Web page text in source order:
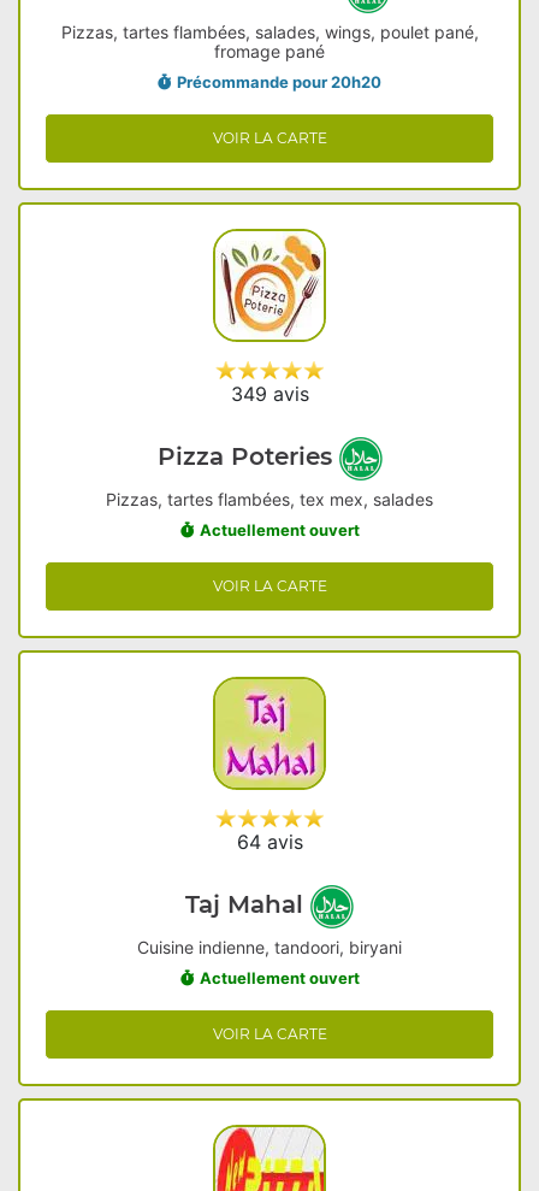
Pizzas, tartes flambées, salades, wings, poulet pané,
fromage pané
Précommande pour 20h20
VOIR LA CARTE
349 avis
Pizza Poteries
Pizzas, tartes flambées, tex mex, salades
Actuellement ouvert
VOIR LA CARTE
64 avis
Taj Mahal
Cuisine indienne, tandoori, biryani
Actuellement ouvert
VOIR LA CARTE